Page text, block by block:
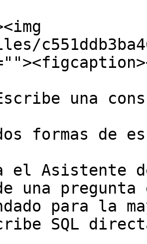
una
formas de
el Asistente
una pregunta
para la
SQL